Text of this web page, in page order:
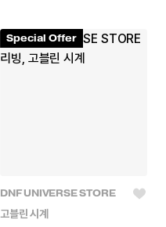
Special Offer
DNF UNIVERSE STORE
고블린 시계